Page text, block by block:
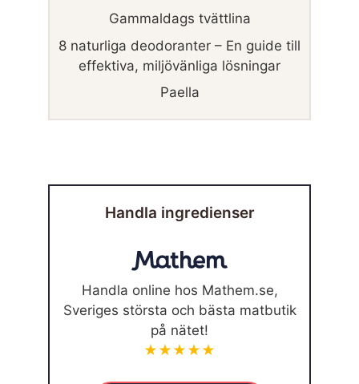
Gammaldags tvättlina
8 naturliga deodoranter – En guide till
effektiva, miljövänliga lösningar
Paella
Handla ingredienser
Handla online hos Mathem.se,
Sveriges största och bästa matbutik
på nätet!
★★★★★